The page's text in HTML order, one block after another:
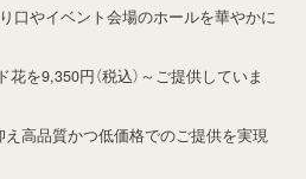
口やイベント会場のホールを華やかに
を9,350円（税込）～ご提供していま
え高品質かつ低価格でのご提供を実現